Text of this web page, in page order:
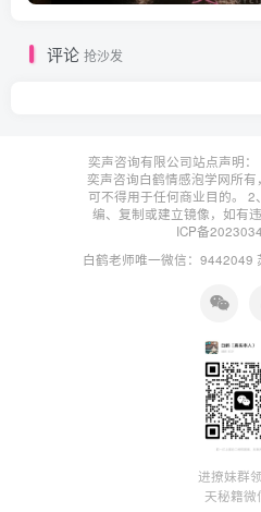
评论 抢沙发
奕声咨询有限公司站点声明
奕声咨询白鹤情感泡学网所
可不得用于任何商业目的。 2
编、复制或建立镜像，如有
ICP备
白鹤老师唯一微信：9442049
进撩妹群
天秘籍微